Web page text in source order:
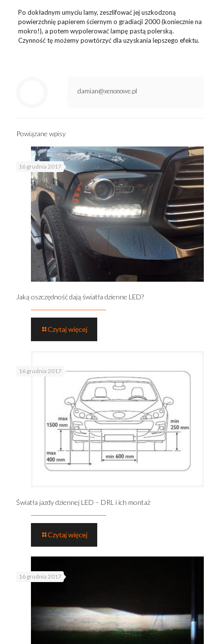
Po dokładnym umyciu lamy, zeszlifować jej uszkodzoną
powierzchnię papierem ściernym o gradiacji 2000 (koniecznie na
mokro!), a potem wypolerować lampę pastą polerską.
Czynność tę możemy powtórzyć dla uzyskania lepszego efektu.
damian@xenonowe.pl
Powiązane wpisy
16 grudnia 2017
Jaką oszczędność dają światła dzienne LED?
Czytaj więcej
16 grudnia 2017
Światła jazdy dziennej LED – DRL i ich montaż
Czytaj więcej
16 grudnia 2017